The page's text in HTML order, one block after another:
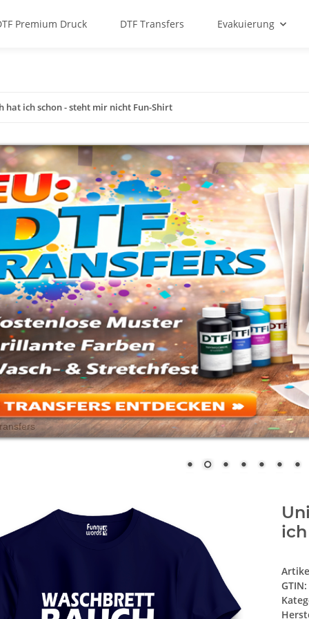
Premium Druck DTF Transfers Evakuierung
hat ich schon - steht mir nicht Fun-Shirt
GTIN: